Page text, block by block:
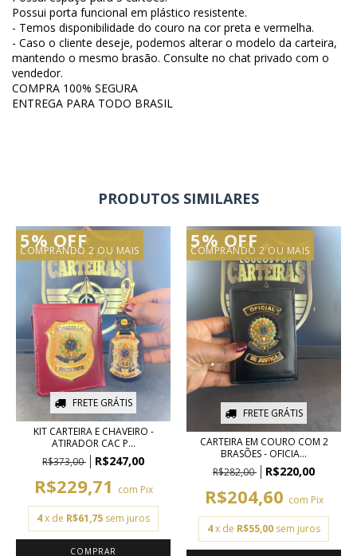
Possui porta funcional em plástico resistente.
- Temos disponibilidade do couro na cor preta e vermelha.
- Caso o cliente deseje, podemos alterar o modelo da carteira,
mantendo o mesmo brasão. Consulte no chat privado com o
vendedor.
COMPRA 100% SEGURA
ENTREGA PARA TODO BRASIL
PRODUTOS SIMILARES
5% OFF
COMPRANDO 2 OU MAIS
FRETE GRÁTIS
KIT CARTEIRA E CHAVEIRO -
ATIRADOR CAC P...
R$373,00
R$247,00
R$229,71 com Pix
4x de R$61,75 sem juros
5% OFF
COMPRANDO 2 OU MAIS
FRETE GRÁTIS
CARTEIRA EM COURO COM 2
BRASÕES - OFICIA...
R$282,00
R$220,00
R$204,60 com Pix
4x de R$55,00 sem juros